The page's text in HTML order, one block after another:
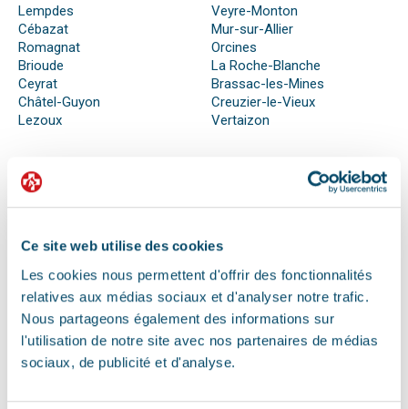
Ce site web utilise des cookies
Les cookies nous permettent d'offrir des fonctionnalités
relatives aux médias sociaux et d'analyser notre trafic.
Nous partageons également des informations sur
l'utilisation de notre site avec nos partenaires de médias
sociaux, de publicité et d'analyse.
Lempdes
Cébazat
Romagnat
Brioude
Ceyrat
Châtel-Guyon
Lezoux
Veyre-Monton
Mur-sur-Allier
Orcines
La Roche-Blanche
Brassac-les-Mines
Creuzier-le-Vieux
Vertaizon
QUE FAIRE EN CAS D’URGENCE ?
perdre nos moyens. En effet, s’il n’est pas possible de se
préparer totalement à ce type d’événement, certains gestes
peuvent être salvateurs.
Ainsi, le premier réflexe à avoir dans une telle situation est de
contacter le vétérinaire de garde ou la clinique d’urgence
vétérinaire la plus proche de votre domicile. Il est important
également de ne pas paniquer et de vous assurer de la
Pour pouvoir détecter un mal-être chez son animal et décrire